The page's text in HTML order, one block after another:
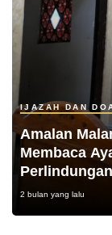
IJAZAH DAN
Amalan
Membaca
2 bulan yang lalu